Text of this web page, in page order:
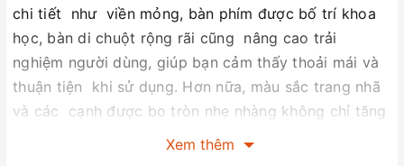
chi tiết như viền mỏng, bàn phím được bố trí khoa
học, bàn di chuột rộng rãi cũng nâng cao trải
nghiệm người dùng, giúp bạn cảm thấy thoải mái và
thuận tiện khi sử dụng. Hơn nữa, màu sắc trang nhã
và các cạnh được bo tròn nhẹ nhàng không chỉ tăng
thêm tính thẩm mỹ mà còn giúp Dell Inspiron 14 5445
Xem thêm